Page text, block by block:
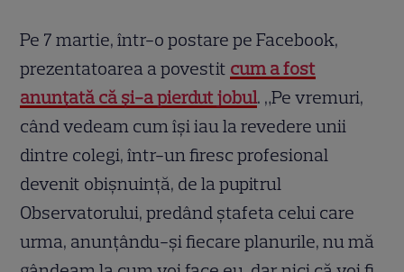
Pe 7 martie, într-o postare pe Facebook,
prezentatoarea a povestit cum a fost
anunțată că și-a pierdut jobul. „Pe vremuri,
când vedeam cum își iau la revedere unii
dintre colegi, într-un firesc profesional
devenit obișnuință, de la pupitrul
Observatorului, predând ștafeta celui care
urma, anunțându-și fiecare planurile, nu mă